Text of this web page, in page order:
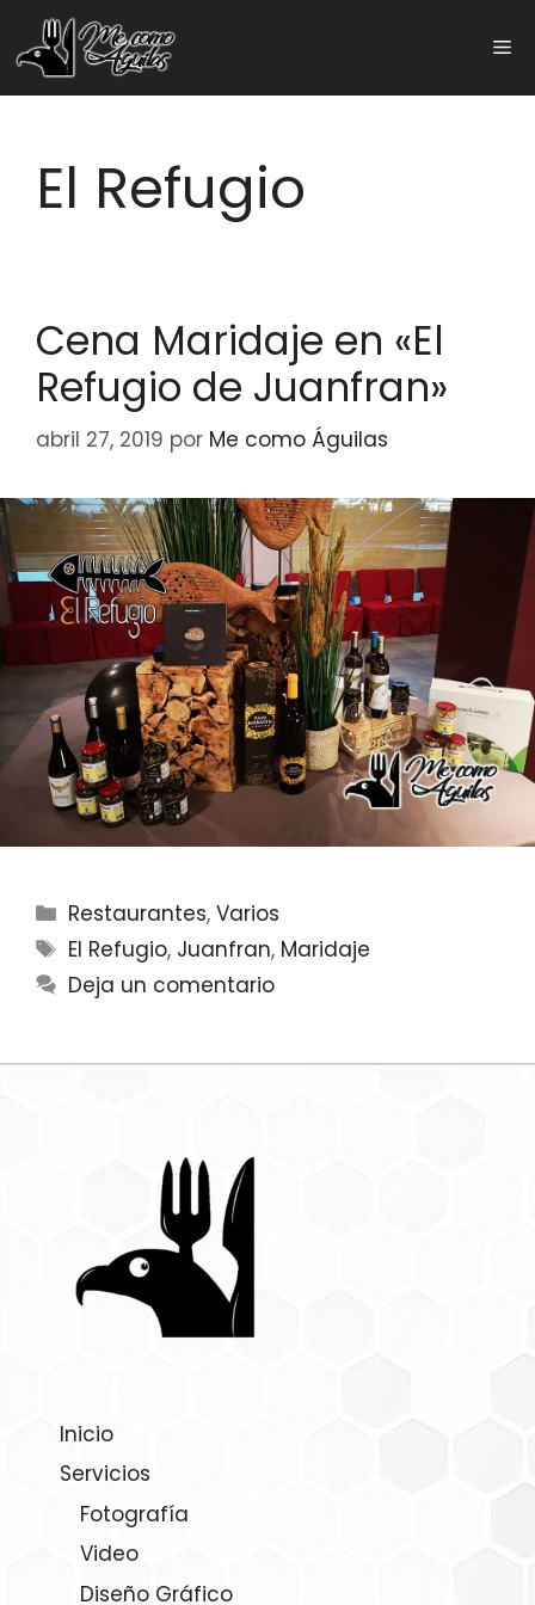
Saltar
contenido
El Refugio
Cena Maridaje en «El
Refugio de Juanfran»
abril 27, 2019 por Me como Águilas
Categorías
Restaurantes,Varios
Etiquetas
El Refugio, Juanfran, Maridaje
Deja un comentario
Inicio
Servicios
Fotografía
Video
Diseño Gráfico